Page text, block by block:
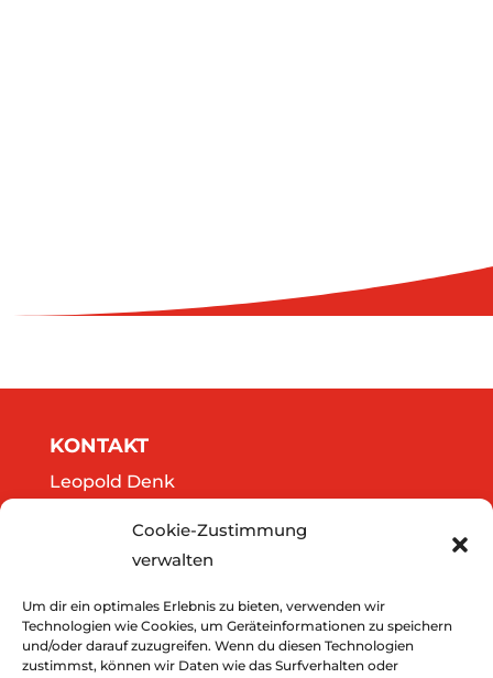
Cookie-Zustimmung
verwalten
Um dir ein optimales Erlebnis zu bieten, verwenden wir
Technologien wie Cookies, um Geräteinformationen zu speichern
und/oder darauf zuzugreifen. Wenn du diesen Technologien
zustimmst, können wir Daten wie das Surfverhalten oder
KONTAKT
Leopold Denk
A-3500 Krems
Tel.: 0664/2020141
office@thedreamers.at